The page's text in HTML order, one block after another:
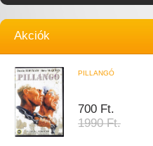
Akciók
PILLANGÓ
700 Ft.
1990 Ft.